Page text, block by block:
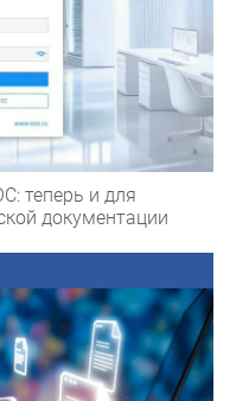
теперь и для
документации